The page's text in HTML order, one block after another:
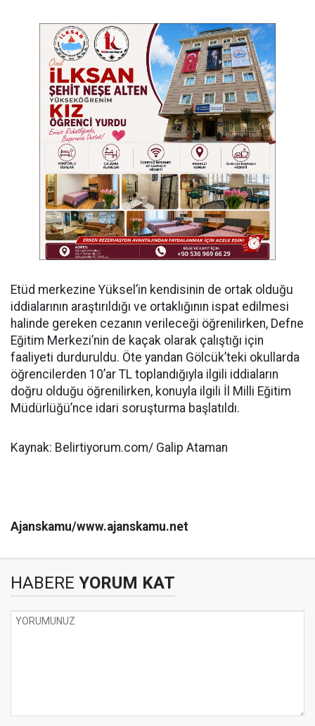
Etüd merkezine Yüksel’in kendisinin de ortak olduğu
iddialarının araştırıldığı ve ortaklığının ispat edilmesi
halinde gereken cezanın verileceği öğrenilirken, Defne
Eğitim Merkezi’nin de kaçak olarak çalıştığı için
faaliyeti durduruldu. Öte yandan Gölcük’teki okullarda
öğrencilerden 10’ar TL toplandığıyla ilgili iddiaların
doğru olduğu öğrenilirken, konuyla ilgili İl Milli Eğitim
Müdürlüğü’nce idari soruşturma başlatıldı.
Kaynak: Belirtiyorum.com/ Galip Ataman
Ajanskamu/www.ajanskamu.net
HABERE YORUM KAT